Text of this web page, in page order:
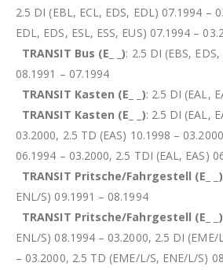
2.5 DI (EBL, ECL, EDS, EDL) 07.1994 –
EDL, EDS, ESL, ESS, EUS) 07.1994 –
TRANSIT Bus (E_ _): 2.5 DI (EBS, EDS,
08.1991 – 07.1994
TRANSIT Kasten (E_ _): 2.5 DI (EAL,
TRANSIT Kasten (E_ _): 2.5 DI (EAL,
03.2000, 2.5 TD (EAS) 10.1998 –
06.1994 – 03.2000, 2.5 TDI (EAL, EAS)
TRANSIT Pritsche/Fahrgestell (E_ _)
ENL/S) 09.1991 – 08.1994
TRANSIT Pritsche/Fahrgestell (E_ _)
ENL/S) 08.1994 – 03.2000, 2.5 DI
– 03.2000, 2.5 TD (EME/L/S, ENE/L/S)